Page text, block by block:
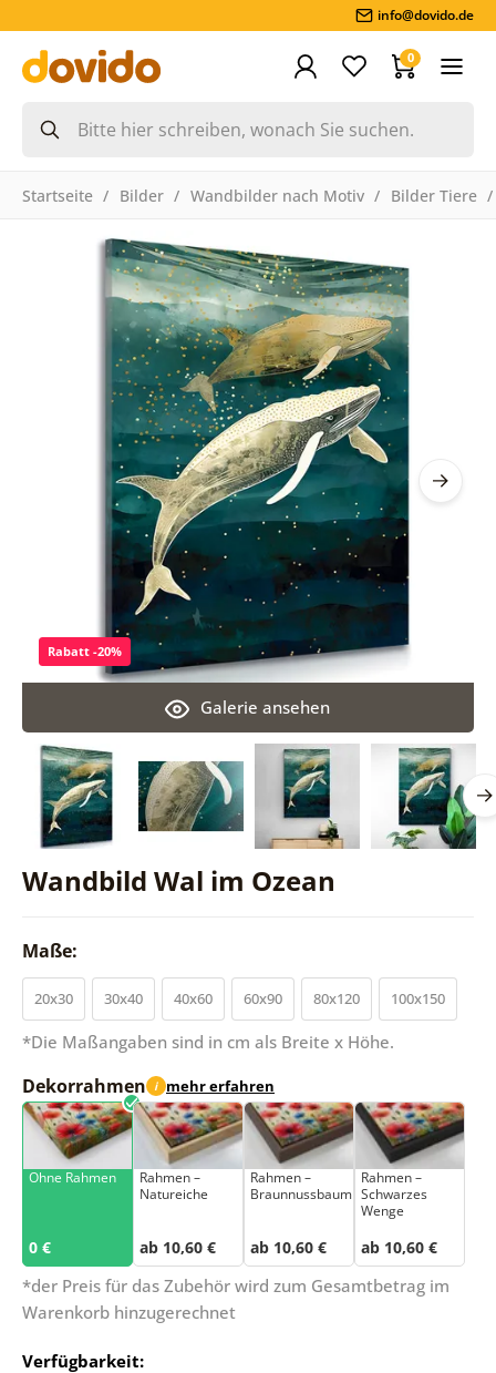
info@dovido.de
0
Startseite Bilder Wandbilder nach Motiv Bilder Tiere
Wandbild Wal im Ozean
Galerie ansehen
Rabatt -20%
Maße:
20x30 30x40 40x60 60x90 80x120 100x150
*Die Maßangaben sind in cm als Breite x Höhe.
Dekorrahmen i mehr erfahren
Ohne Rahmen
0 €
Rahmen –
Natureiche
ab 10,60 €
Rahmen –
Braunnussbaum
ab 10,60 €
Rahmen –
Schwarzes
Wenge
ab 10,60 €
*der Preis für das Zubehör wird zum Gesamtbetrag im
Warenkorb hinzugerechnet
Verfügbarkeit: